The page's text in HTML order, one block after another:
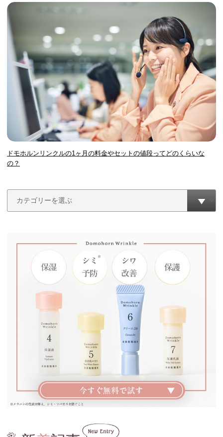
ドモホルンリンクルの1ヶ月の料金やセットの値段ってどのくらいな
の？